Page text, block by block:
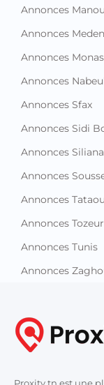
Annonces
Annonces
Annonces
Annonces
Annonces Sfax
Annonces Sidi
Annonces Siliana
Annonces
Annonces
Annonces Tozeur
Annonces Tunis
Annonces